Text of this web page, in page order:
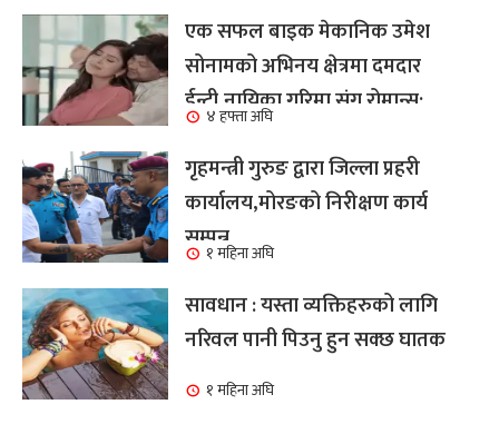
एक सफल बाइक मेकानिक उमेश
सोनामको अभिनय क्षेत्रमा दमदार
ईन्ट्री,नायिका गरिमा संग रोमान्स:
हेर्नुहोस भिडियो ।
४ हफ्ता अघि
गृहमन्त्री गुरुङ द्वारा जिल्ला प्रहरी
कार्यालय,मोरङको निरीक्षण कार्य
सम्पन्न१ महिना अघि
सावधान : यस्ता व्यक्तिहरुको लागि
नरिवल पानी पिउनु हुन सक्छ घातक
१ महिना अघि